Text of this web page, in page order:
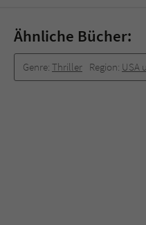
Ähnliche Bücher:
Genre: Thriller Region: USA